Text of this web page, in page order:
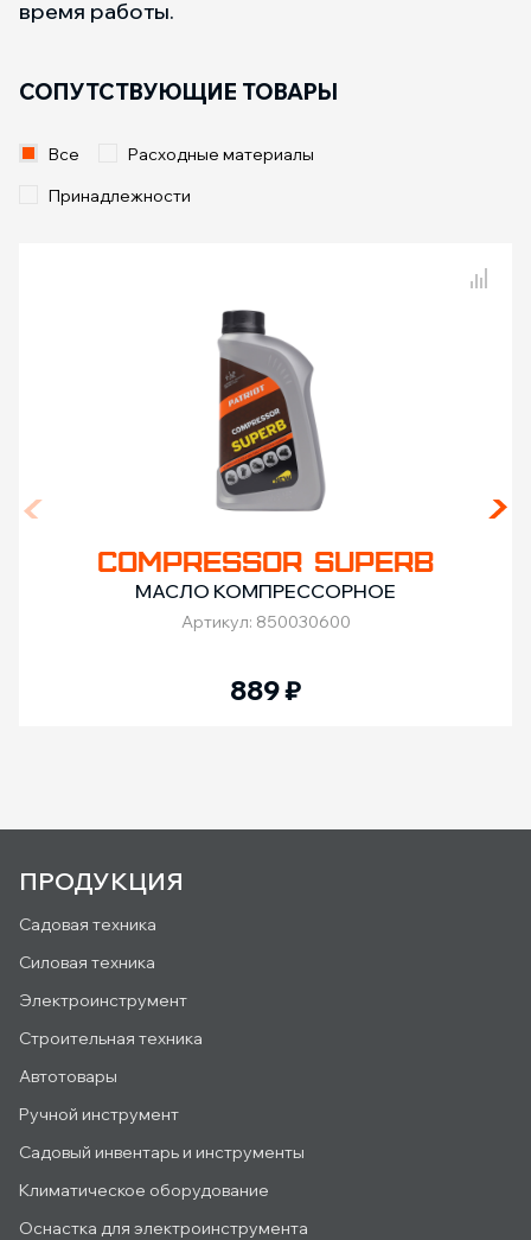
время работы.
СОПУТСТВУЮЩИЕ ТОВАРЫ
Все
Расходные материалы
Принадлежности
COMPRESSOR SUPERB
МАСЛО КОМПРЕССОРНОЕ
Артикул: 850030600
889₽
ПРОДУКЦИЯ
Садовая техника
Силовая техника
Электроинструмент
Строительная техника
Автотовары
Ручной инструмент
Садовый инвентарь и инструменты
Климатическое оборудование
Оснастка для электроинструмента